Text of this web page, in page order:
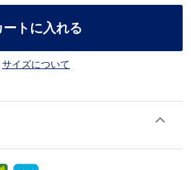
ートに入れる
サイズについて